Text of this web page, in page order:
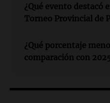
¿Qué evento destacó
Torneo Provincial de
¿Qué porcentaje
comparación con